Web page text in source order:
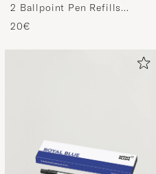
2 Ballpoint Pen Refills
Mystery Black
20€